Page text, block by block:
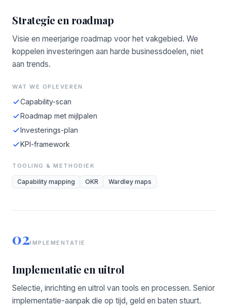
Strategie en roadmap
Visie en meerjarige roadmap voor het vakgebied. We
koppelen investeringen aan harde businessdoelen, niet
aan trends.
WAT WE OPLEVEREN
Capability-scan
Roadmap met mijlpalen
Investerings-plan
KPI-framework
TOOLING & METHODIEK
Capability mapping OKR Wardley maps
02IMPLEMENTATIE
Implementatie en uitrol
Selectie, inrichting en uitrol van tools en processen. Senior
implementatie-aanpak die op tijd, geld en baten stuurt.